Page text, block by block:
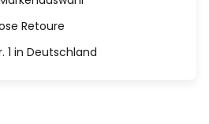
Retoure
1 in Deutschland